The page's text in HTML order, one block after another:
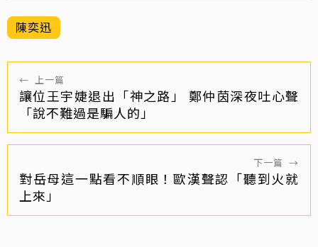
陳奕迅
← 上一篇
讓位王宇婕退出「神之路」 鄭仲茵深夜吐心聲
「說不難過是騙人的」
下一篇 →
對岳母這一點看不順眼！歐漢聲認「聽到火就
上來」